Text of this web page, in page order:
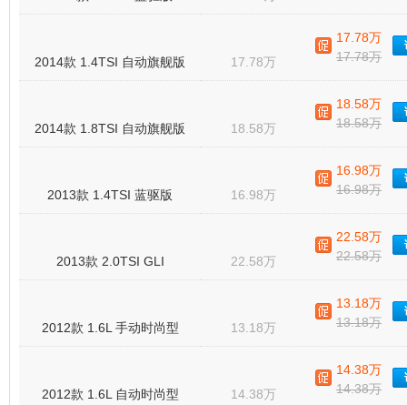
2014款 1.4TSI 自动旗舰版 17.78万
17.78万
17.78万
2014款 1.8TSI 自动旗舰版 18.58万
18.58万
18.58万
2013款 1.4TSI 蓝驱版 16.98万
16.98万
16.98万
2013款 2.0TSI GLI 22.58万
22.58万
22.58万
2012款 1.6L 手动时尚型 13.18万
13.18万
13.18万
2012款 1.6L 自动时尚型 14.38万
14.38万
14.38万